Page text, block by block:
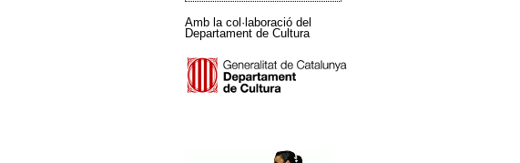
Amb la col·laboració del
Departament de Cultura